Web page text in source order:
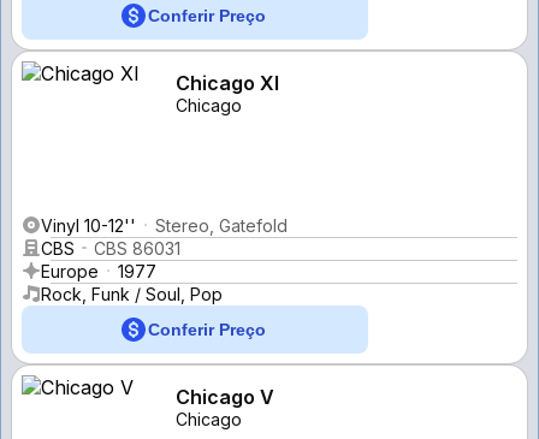
Conferir Preço
Chicago XI
Chicago
Vinyl 10-12''
Stereo, Gatefold
CBS
CBS 86031
Europe
1977
Rock, Funk / Soul, Pop
Conferir Preço
Chicago V
Chicago